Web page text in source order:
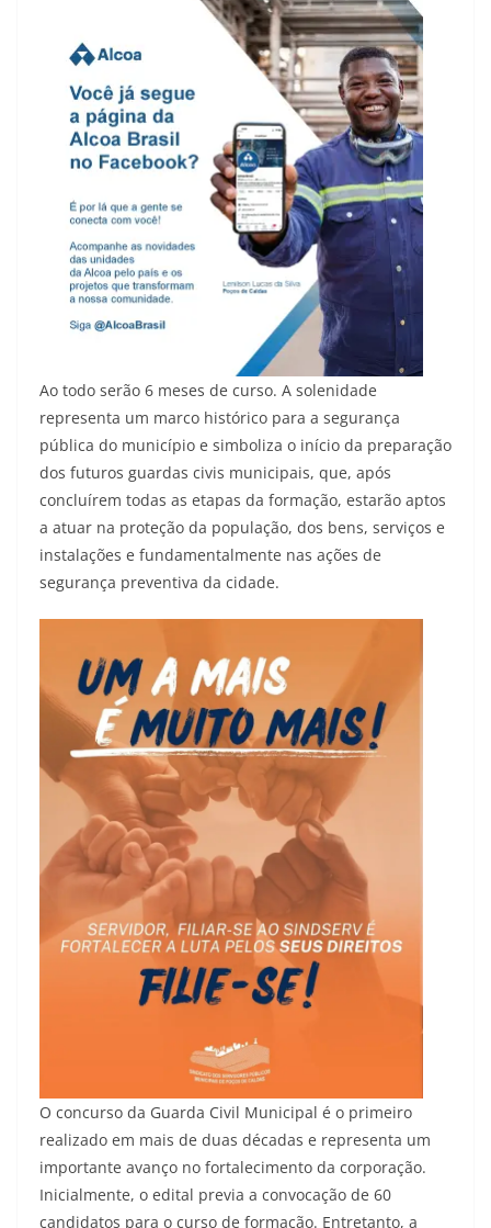
Ao todo serão 6 meses de curso. A solenidade
representa um marco histórico para a segurança
pública do município e simboliza o início da preparação
dos futuros guardas civis municipais, que, após
concluírem todas as etapas da formação, estarão aptos
a atuar na proteção da população, dos bens, serviços e
instalações e fundamentalmente nas ações de
segurança preventiva da cidade.
O concurso da Guarda Civil Municipal é o primeiro
realizado em mais de duas décadas e representa um
importante avanço no fortalecimento da corporação.
Inicialmente, o edital previa a convocação de 60
candidatos para o curso de formação. Entretanto, a